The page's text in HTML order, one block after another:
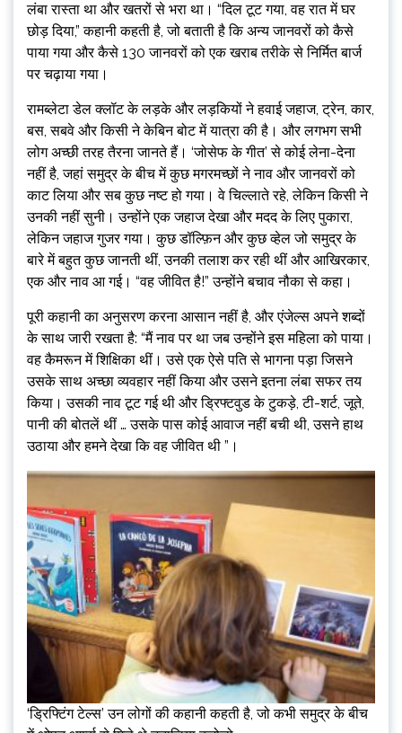
लंबा रास्ता था और खतरों से भरा था। “दिल टूट गया, वह रात में घर
छोड़ दिया,” कहानी कहती है, जो बताती है कि अन्य जानवरों को कैसे
पाया गया और कैसे 130 जानवरों को एक खराब तरीके से निर्मित बार्ज
पर चढ़ाया गया।
रामब्लेटा डेल क्लॉट के लड़के और लड़कियों ने हवाई जहाज, ट्रेन, कार,
बस, सबवे और किसी ने केबिन बोट में यात्रा की है। और लगभग सभी
लोग अच्छी तरह तैरना जानते हैं। ‘जोसेफ के गीत’ से कोई लेना-देना
नहीं है, जहां समुद्र के बीच में कुछ मगरमच्छों ने नाव और जानवरों को
काट लिया और सब कुछ नष्ट हो गया। वे चिल्लाते रहे, लेकिन किसी ने
उनकी नहीं सुनी। उन्होंने एक जहाज देखा और मदद के लिए पुकारा,
लेकिन जहाज गुजर गया। कुछ डॉल्फ़िन और कुछ व्हेल जो समुद्र के
बारे में बहुत कुछ जानती थीं, उनकी तलाश कर रही थीं और आखिरकार,
एक और नाव आ गई। “वह जीवित है!” उन्होंने बचाव नौका से कहा।
पूरी कहानी का अनुसरण करना आसान नहीं है, और एंजेल्स अपने शब्दों
के साथ जारी रखता है: “मैं नाव पर था जब उन्होंने इस महिला को पाया।
वह कैमरून में शिक्षिका थीं। उसे एक ऐसे पति से भागना पड़ा जिसने
उसके साथ अच्छा व्यवहार नहीं किया और उसने इतना लंबा सफर तय
किया। उसकी नाव टूट गई थी और ड्रिफ्टवुड के टुकड़े, टी-शर्ट, जूते,
पानी की बोतलें थीं … उसके पास कोई आवाज नहीं बची थी, उसने हाथ
उठाया और हमने देखा कि वह जीवित थी ”।
‘ड्रिफ्टिंग टेल्स’ उन लोगों की कहानी कहती है, जो कभी समुद्र के बीच